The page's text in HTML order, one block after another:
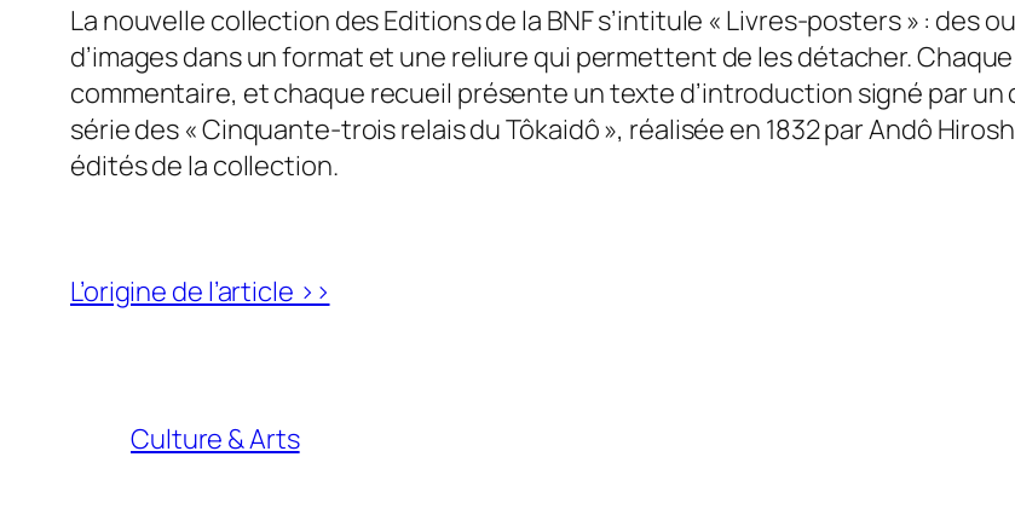
La nouvelle collection des Editions de la BNF s’intitule « Livres-posters » : des
d’images dans un format et une reliure qui permettent de les détacher.
commentaire, et chaque recueil présente un texte d’introduction signé par un
série des « Cinquante-trois relais du Tôkaidô », réalisée en 1832 par Andô
édités de la collection.
L’origine de l’article >>
Culture & Arts